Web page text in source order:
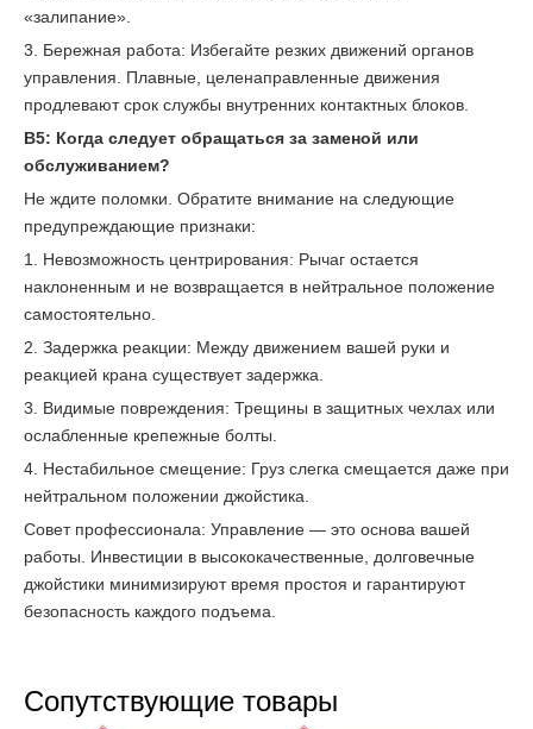
«залипание».
3. Бережная работа: Избегайте резких движений органов
управления. Плавные, целенаправленные движения
продлевают срок службы внутренних контактных блоков.
В5: Когда следует обращаться за заменой или
обслуживанием?
Не ждите поломки. Обратите внимание на следующие
предупреждающие признаки:
1. Невозможность центрирования: Рычаг остается
наклоненным и не возвращается в нейтральное положение
самостоятельно.
2. Задержка реакции: Между движением вашей руки и
реакцией крана существует задержка.
3. Видимые повреждения: Трещины в защитных чехлах или
ослабленные крепежные болты.
4. Нестабильное смещение: Груз слегка смещается даже при
нейтральном положении джойстика.
Совет профессионала: Управление — это основа вашей
работы. Инвестиции в высококачественные, долговечные
джойстики минимизируют время простоя и гарантируют
безопасность каждого подъема.
Сопутствующие товары